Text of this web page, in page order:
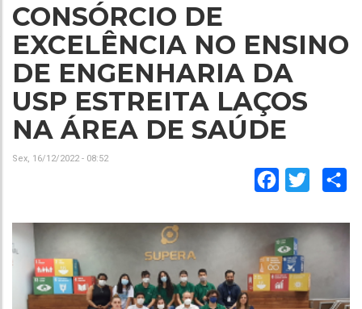
CONSÓRCIO DE
EXCELÊNCIA NO ENSINO
DE ENGENHARIA DA
USP ESTREITA LAÇOS
NA ÁREA DE SAÚDE
Sex, 16/12/2022 - 08:52
Facebook
Twitter